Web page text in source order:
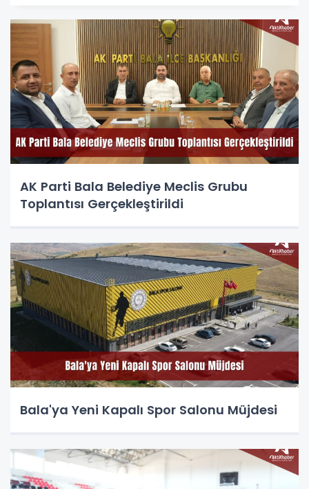
AK Parti Bala Belediye Meclis Grubu
Toplantısı Gerçekleştirildi
Bala'ya Yeni Kapalı Spor Salonu Müjdesi